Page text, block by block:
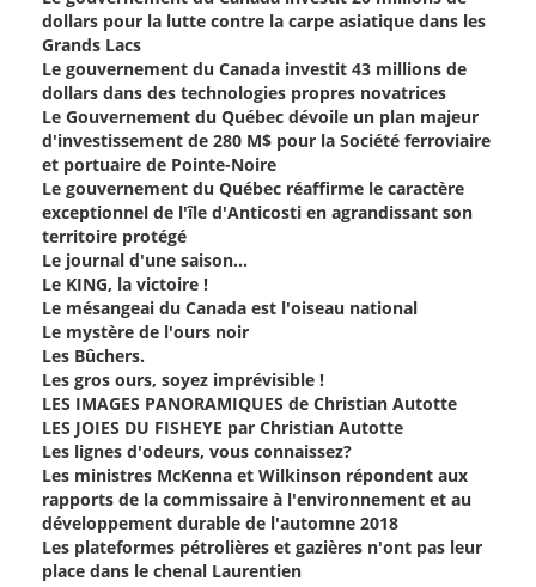
dollars pour la lutte contre la carpe asiatique dans les
Grands Lacs
Le gouvernement du Canada investit 43 millions de
dollars dans des technologies propres novatrices
Le Gouvernement du Québec dévoile un plan majeur
d'investissement de 280 M$ pour la Société ferroviaire
et portuaire de Pointe-Noire
Le gouvernement du Québec réaffirme le caractère
exceptionnel de l'île d'Anticosti en agrandissant son
territoire protégé
Le journal d'une saison...
Le KING, la victoire !
Le mésangeai du Canada est l'oiseau national
Le mystère de l'ours noir
Les Bûchers.
Les gros ours, soyez imprévisible !
LES IMAGES PANORAMIQUES de Christian Autotte
LES JOIES DU FISHEYE par Christian Autotte
Les lignes d'odeurs, vous connaissez?
Les ministres McKenna et Wilkinson répondent aux
rapports de la commissaire à l'environnement et au
développement durable de l'automne 2018
Les plateformes pétrolières et gazières n'ont pas leur
place dans le chenal Laurentien